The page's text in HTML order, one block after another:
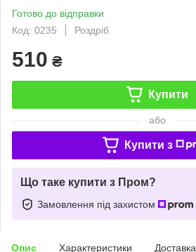
Готово до відправки
Код: 0235
Роздріб
510 ₴
Купити
або
Купити з
Що таке купити з Пром?
Замовлення під захистом
Опис Характеристики Доставка